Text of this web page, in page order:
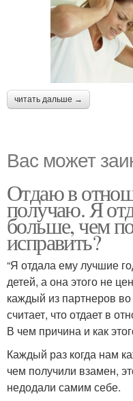
читать дальше →
Вас может
Отдаю в
получаю. Я
больше, чем
исправить?
“Я отдала ему лучшие
детей, а она этого не
каждый из партнеров
считает, что отдает в
В чем причина и как
Каждый раз когда нам
чем получили взамен,
недодали самим себе.